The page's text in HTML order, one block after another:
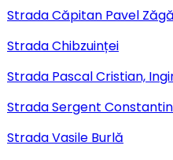
Strada Căpitan Pavel
Strada Chibzuinței
Strada Pascal Cristian,
Strada Sergent
Strada Vasile Burlă